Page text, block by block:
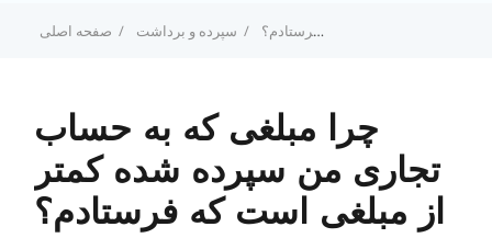
صفحه اصلی سپرده و برداشت چرا مبلغی که به حساب تجاری من سپرده شده کمتر از مبلغی است که فرستادم؟
چرا مبلغی که به حساب
تجاری من سپرده شده کمتر
از مبلغی است که فرستادم؟